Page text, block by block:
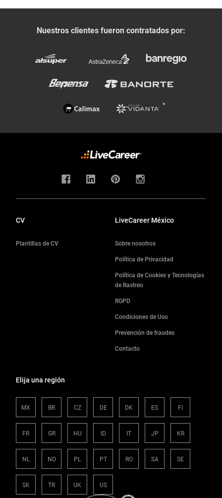
Nuestros clientes fueron contratados por:
CV
Plantillas de CV
LiveCareer México
Sobre nosotros
Política de Privacidad
Política de Cookies y Tecnologías
de Rastreo
RGPD
Condiciones de Uso
Prevención de fraudes
Contacto
Elija una región
MX BR CZ DE DK ES FI
FR GR HU ID IT JP KR
NL NO PL PT RO SA SE
SK TR UK US